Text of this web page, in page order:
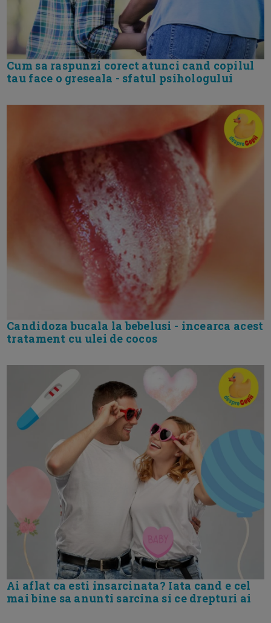
Cum sa raspunzi corect atunci cand copilul
tau face o greseala - sfatul psihologului
Candidoza bucala la bebelusi - incearca acest
tratament cu ulei de cocos
Ai aflat ca esti insarcinata? Iata cand e cel
mai bine sa anunti sarcina si ce drepturi ai